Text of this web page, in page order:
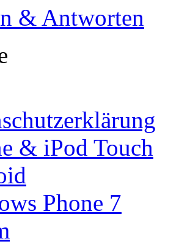
& Antworten
& iPod Touch
Phone 7